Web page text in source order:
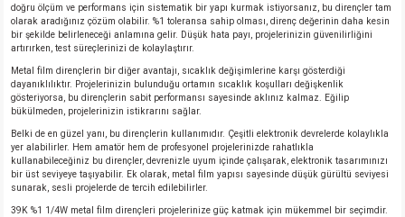
doğru ölçüm ve performans için sistematik bir yapı kurmak istiyorsanız, bu dirençler tam
olarak aradığınız çözüm olabilir. %1 toleransa sahip olması, direnç değerinin daha kesin
bir şekilde belirleneceği anlamına gelir. Düşük hata payı, projelerinizin güvenilirliğini
artırırken, test süreçlerinizi de kolaylaştırır.
Metal film dirençlerin bir diğer avantajı, sıcaklık değişimlerine karşı gösterdiği
dayanıklılıktır. Projelerinizin bulunduğu ortamın sıcaklık koşulları değişkenlik
gösteriyorsa, bu dirençlerin sabit performansı sayesinde aklınız kalmaz. Eğilip
bükülmeden, projelerinizin istikrarını sağlar.
Belki de en güzel yanı, bu dirençlerin kullanımıdır. Çeşitli elektronik devrelerde kolaylıkla
yer alabilirler. Hem amatör hem de profesyonel projelerinizde rahatlıkla
kullanabileceğiniz bu dirençler, devrenizle uyum içinde çalışarak, elektronik tasarımınızı
bir üst seviyeye taşıyabilir. Ek olarak, metal film yapısı sayesinde düşük gürültü seviyesi
sunarak, sesli projelerde de tercih edilebilirler.
39K %1 1/4W metal film dirençleri projelerinize güç katmak için mükemmel bir seçimdir.